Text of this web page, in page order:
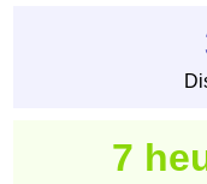
7